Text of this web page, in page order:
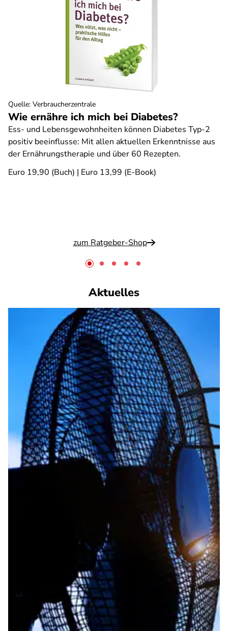
Wie ernähre ich mich bei Diabetes?
Ess- und Lebensgewohnheiten können Diabetes Typ-2
positiv beeinflusse: Mit allen aktuellen Erkenntnisse aus
der Ernährungstherapie und über 60 Rezepten.
Euro 19,90 (Buch) | Euro 13,99 (E-Book)
zum Ratgeber-Shop
Quelle: Verbraucherzentrale
Aktuelles